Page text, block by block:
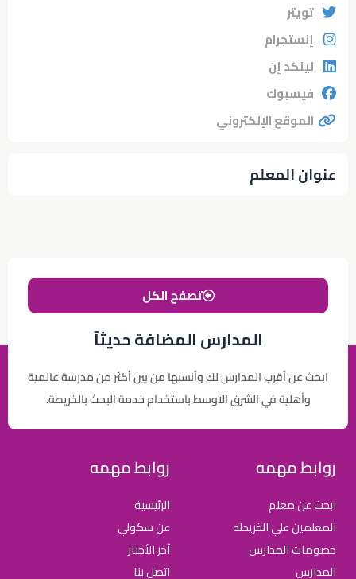
تويتر
إنستجرام
لينكد إن
فيسبوك
الموقع الإلكتروني
عنوان المعلم
المدارس المضافة حديثاً
ابحث عن أقرب المدارس لك وأنسبها من بين أكثر من مدرسة عالمية
وأهلية في الشرق الاوسط باستخدام خدمة البحث بالخريطة.
تصفح الكل
روابط مهمه
ابحث عن معلم
المعلمين علي الخريطه
خصومات المدارس
المدارس
روابط مهمه
الرئيسية
عن سكولي
آخر الأخبار
اتصل بنا